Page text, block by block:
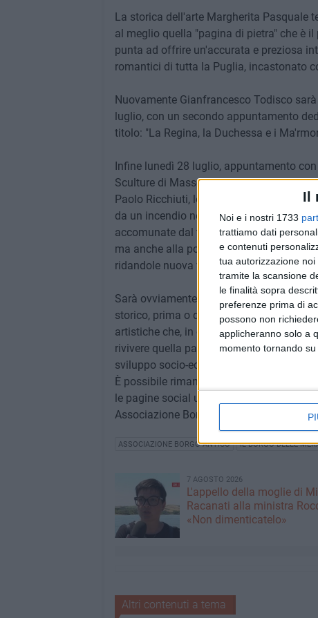
Il
Noi e i nostri 1733
trattiamo dati
e contenuti
tua autorizzazione
tramite la scansione
le finalità sopra
preferenze prima di
possono non
applicheranno solo a
momento tornando
La storica dell'arte Margherita Pasquale
al meglio quella "pagina di pietra" che è
punta ad offrire un'accurata e preziosa
romantici di tutta la Puglia, incastonato
Nuovamente Gianfrancesco Todisco
luglio, con un secondo appuntamento
titolo: "La Regina, la Duchessa e i
Infine lunedì 28 luglio, appuntamento
Sculture di Masseria Posta Santa Croce,
Paolo Ricchiuti, lo scultore che si è
da un incendio nella caldissima estate
accomunate dal tema della
ma anche alla possibilità di manipolare
ridandole nuova vita.
Sarà ovviamente possibile per i visitatori
storico, prima o dopo gli incontri, e
artistiche che, in occasione del Borgo
rivivere quella parte della città che in
sviluppo socio-economico.
È possibile rimanere aggiornati su tutti
le pagine social ufficiali dell'iniziativa. La
Associazione Borgo Antico,
ASSOCIAZIONE BORGO ANTICO IL BORGO DELLE
7 AGOSTO 2026
L'appello della moglie di
Racanati alla ministra
«Non dimenticatelo»
Altri contenuti a tema